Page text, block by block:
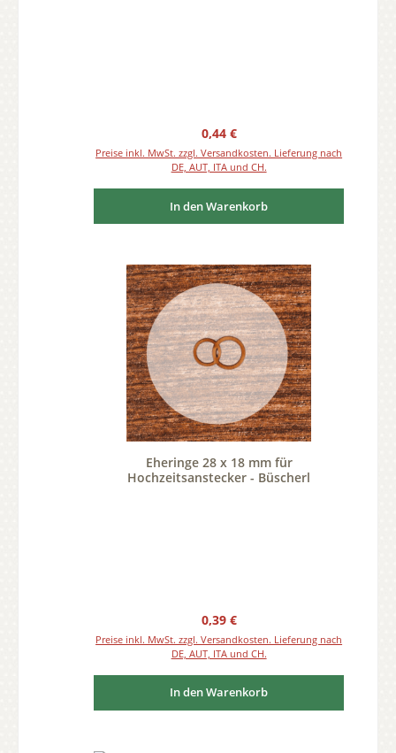
Regulärer Preis:
0,44 €
Preise inkl. MwSt. zzgl. Versandkosten. Lieferung nach
DE, AUT, ITA und CH.
In den Warenkorb
Eheringe 28 x 18 mm für
Hochzeitsanstecker - Büscherl
Regulärer Preis:
0,39 €
Preise inkl. MwSt. zzgl. Versandkosten. Lieferung nach
DE, AUT, ITA und CH.
In den Warenkorb